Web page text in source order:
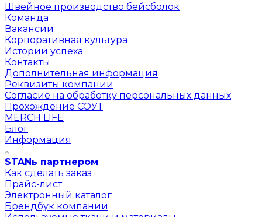
Швейное производство бейсболок
Команда
Вакансии
Корпоративная культура
Истории успеха
Контакты
Дополнительная информация
Реквизиты компании
Согласие на обработку персональных данных
Прохождение СОУТ
MERCH LIFE
Блог
Информация
STANь партнером
Как сделать заказ
Прайс-лист
Электронный каталог
Брендбук компании